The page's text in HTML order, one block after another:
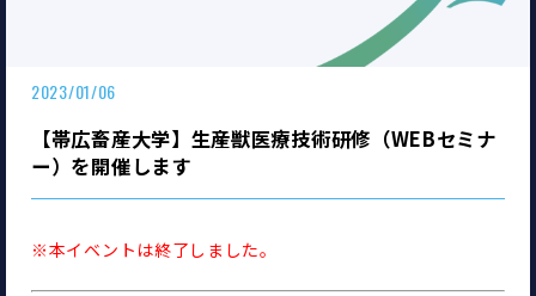
2023/01/06
【帯広畜産大学】生産獣医療技術研修（WEBセミナ
ー）を開催します
※本イベントは終了しました。